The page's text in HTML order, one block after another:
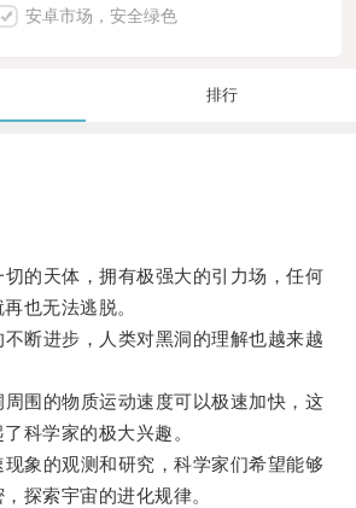
安卓市场，安全绿色
排行
天体，拥有极强大的引力场，任何
也无法逃脱。
进步，人类对黑洞的理解也越来越
的物质运动速度可以极速加快，这
科学家的极大兴趣。
的观测和研究，科学家们希望能够
探索宇宙的进化规律。